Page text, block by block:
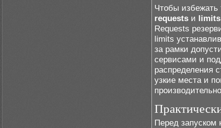
Чтобы избежать
requests и limits
Requests
limits
за рамки
сервисами и
распределения
узкие места и
Перед запуском